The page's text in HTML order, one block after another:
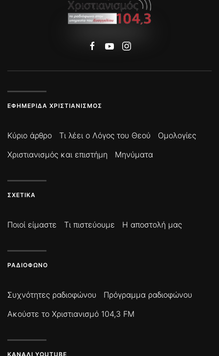
ΕΦΗΜΕΡΊΔΑ ΧΡΙΣΤΙΑΝΙΣΜΌΣ
Κύριο άρθρο Τι λέει ο Λόγος του Θεού
Ομολογίες
Χριστιανισμός και επιστήμη
Μηνύματα
ΣΧΕΤΙΚΆ
Ποιοί είμαστε Τι πιστεύουμε Η αποστολή μας
ΡΑΔΙΌΦΩΝΟ
Συχνότητες ραδιοφώνου
Πρόγραμμα ραδιοφώνου
Ακούστε το Χριστιανισμό 104,3 FM
ΚΑΝΆΛΙ YOUTUBE